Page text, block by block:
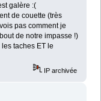
galère :(
de couette (très
pas comment je
de notre impasse !)
taches ET le
IP archivée